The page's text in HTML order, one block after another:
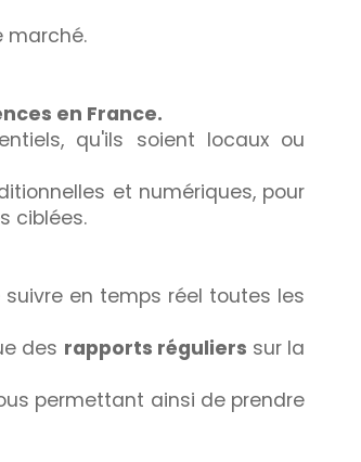
marché.
en France.
qu'ils soient locaux ou
et numériques, pour
ciblées.
en temps réel toutes les
des rapports réguliers sur la
permettant ainsi de prendre